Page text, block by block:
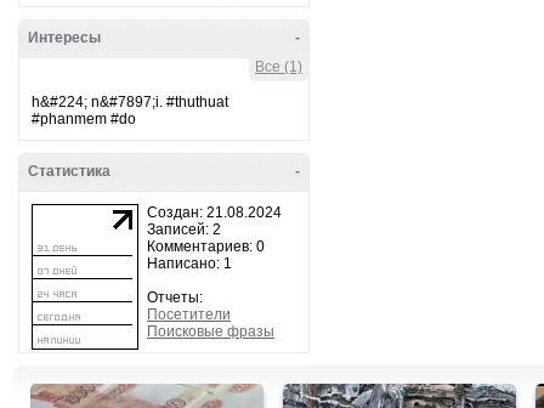
-
Интересы
Все (1)
h&#224; n&#7897;i. #thuthuat
#phanmem #do
-
Статистика
Создан: 21.08.2024
Записей: 2
Комментариев: 0
Написано: 1
Отчеты:
Посетители
Поисковые фразы